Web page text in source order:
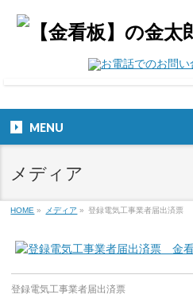
MENU
メディア
HOME » メディア » 登録電気工事業者届出済票
登録電気工事業者届出済票